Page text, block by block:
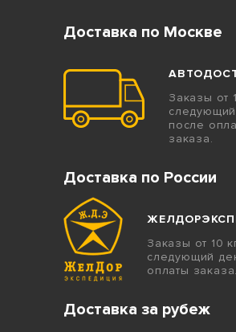
Доставка по Москве
Заказы от
после
заказа.
Доставка по России
Заказы от 10
следующий
оплаты заказа.
Доставка за рубеж